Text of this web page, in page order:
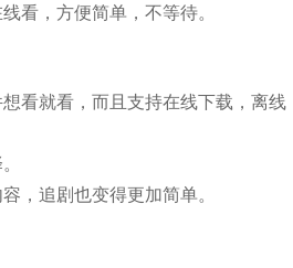
看，方便简单，不等待。
看就看，而且支持在线下载，离线
，追剧也变得更加简单。